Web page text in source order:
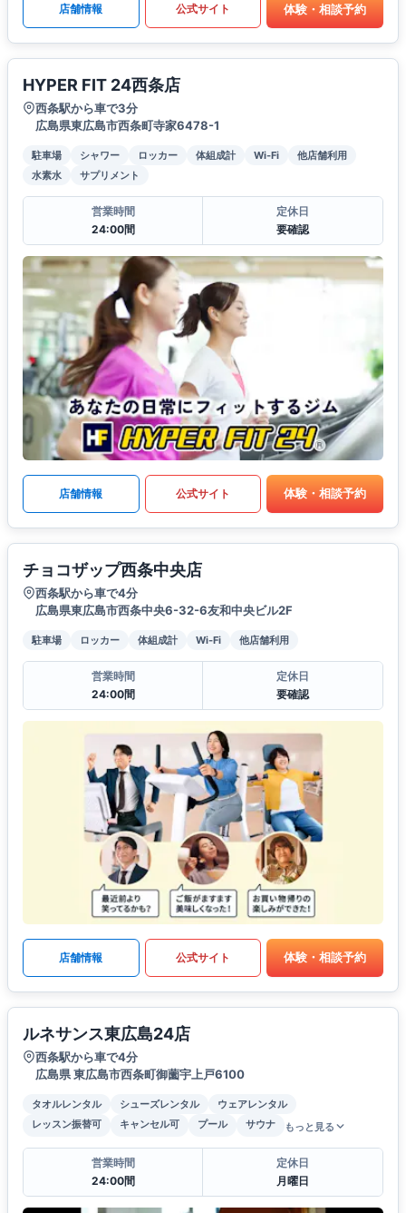
店舗情報 公式サイト 体験・相談予約
HYPER FIT 24西条店
西条駅から車で3分
広島県東広島市西条町寺家6478-1
駐車場 シャワー ロッカー 体組成計 Wi-Fi
他店舗利用
水素水
サプリメント
営業時間
24:00間
定休日
要確認
店舗情報 公式サイト 体験・相談予約
チョコザップ西条中央店
西条駅から車で4分
広島県東広島市西条中央6-32-6友和中央ビル2F
駐車場 ロッカー 体組成計 Wi-Fi 他店舗利用
営業時間
24:00間
定休日
要確認
店舗情報 公式サイト 体験・相談予約
ルネサンス東広島24店
西条駅から車で4分
広島県 東広島市西条町御薗宇上戸6100
タオルレンタル シューズレンタル
ウェアレンタル
レッスン振替可
キャンセル可 プール サウナ もっと見る
営業時間
24:00間
定休日
月曜日